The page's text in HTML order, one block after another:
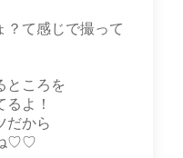
？て感じで撮って
ところを
るよ！
だから
♡♡